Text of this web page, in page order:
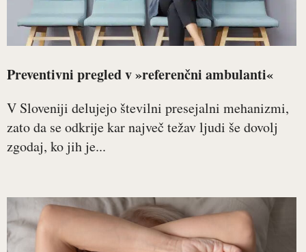
Preventivni pregled v »referenčni ambulanti«
V Sloveniji delujejo številni presejalni mehanizmi,
zato da se odkrije kar največ težav ljudi še dovolj
zgodaj, ko jih je...